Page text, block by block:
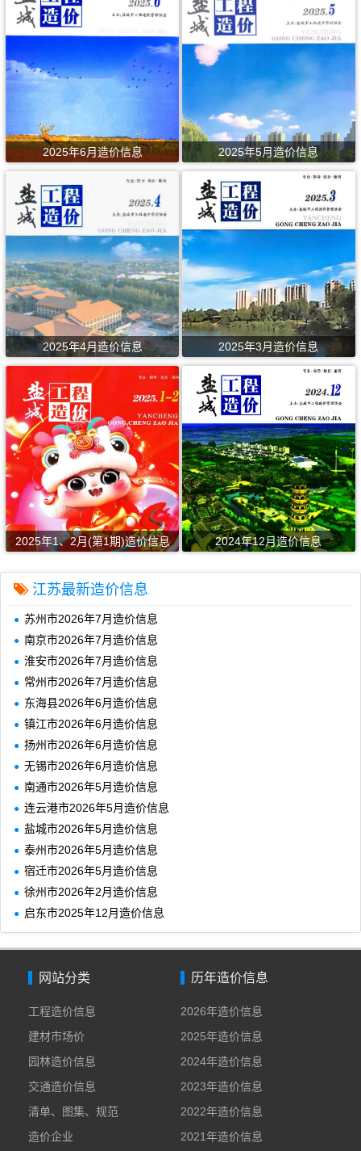
2025年6月造价信息 2025年5月造价信息
2025年4月造价信息 2025年3月造价信息
2025年1、2月(第1期)造价信息 2024年12月造价信息
江苏最新造价信息
苏州市2026年7月造价信息
南京市2026年7月造价信息
淮安市2026年7月造价信息
常州市2026年7月造价信息
东海县2026年6月造价信息
镇江市2026年6月造价信息
扬州市2026年6月造价信息
无锡市2026年6月造价信息
南通市2026年5月造价信息
连云港市2026年5月造价信息
盐城市2026年5月造价信息
泰州市2026年5月造价信息
宿迁市2026年5月造价信息
徐州市2026年2月造价信息
启东市2025年12月造价信息
网站分类
工程造价信息
建材市场价
园林造价信息
交通造价信息
清单、图集、规范
造价企业
历年造价信息
2026年造价信息
2025年造价信息
2024年造价信息
2023年造价信息
2022年造价信息
2021年造价信息